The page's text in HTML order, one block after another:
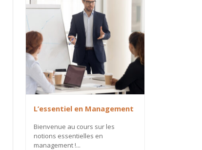
L’essentiel en Management
Bienvenue au cours sur les
notions essentielles en
management !...